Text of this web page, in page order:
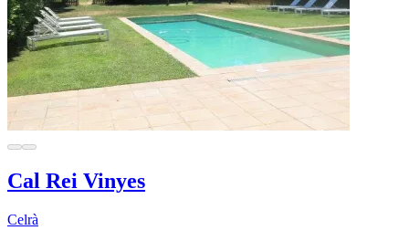
Cal Rei Vinyes
Celrà